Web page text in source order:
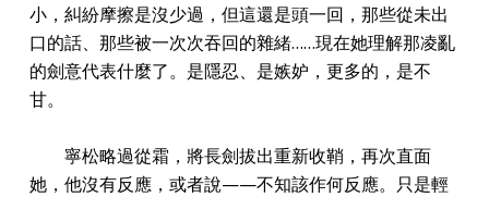
小，糾紛摩擦是沒少過，但這還是頭一回，那些從未出
口的話、那些被一次次吞回的雜緒……現在她理解那凌亂
的劍意代表什麼了。是隱忍、是嫉妒，更多的，是不
甘。
寧松略過從霜，將長劍拔出重新收鞘，再次直面
她，他沒有反應，或者說——不知該作何反應。只是輕